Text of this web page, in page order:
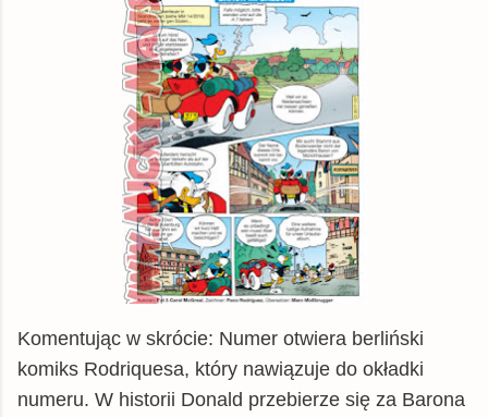
Komentując w skrócie: Numer otwiera berliński
komiks Rodriquesa, który nawiązuje do okładki
numeru. W historii Donald przebierze się za Barona